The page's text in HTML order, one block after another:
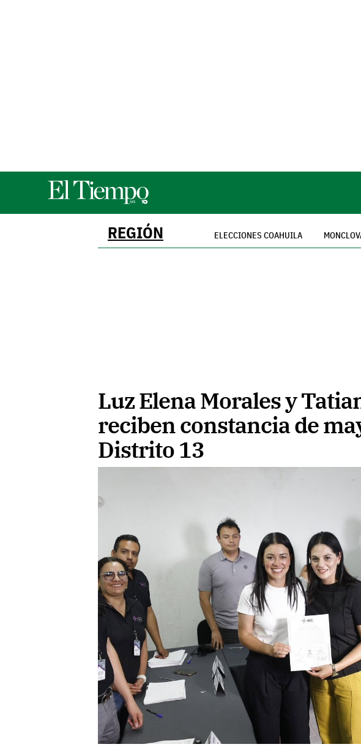
REGIÓN ELECCIONES COAHUILA
Luz Elena Morales y
reciben constancia de
Distrito 13